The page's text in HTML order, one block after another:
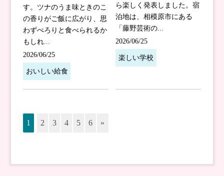
す。ツナのうま味ときのこ
の香りがご飯に広がり、思
わずぺろりと食べられるか
もしれ...
2026/06/25
おいしい給食
ら楽しく発表しました。宿
泊地は、相模原市にある
「藤野芸術の...
2026/06/25
楽しい学校
1 2 3 4 5 6 »